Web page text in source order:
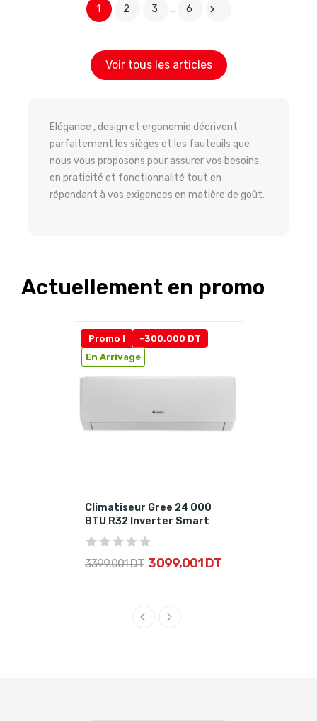
1 2 3 … 6 
Voir tous les articles
Elégance , design et ergonomie décrivent
parfaitement les sièges et les fauteuils que
nous vous proposons pour assurer vos besoins
en praticité et fonctionnalité tout en
répondant à vos exigences en matière de goût.
Actuellement en promo
Promo !
-300,000 DT
En Arrivage
Climatiseur Gree 24 000
BTU R32 Inverter Smart
3 399,001 DT 3 099,001 DT